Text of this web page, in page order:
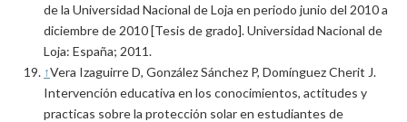
de la Universidad Nacional de Loja en periodo junio del 2010 a
diciembre de 2010 [Tesis de grado]. Universidad Nacional de
Loja: España; 2011.
↑Vera Izaguirre D, González Sánchez P, Domínguez Cherit J.
Intervención educativa en los conocimientos, actitudes y
practicas sobre la protección solar en estudiantes de